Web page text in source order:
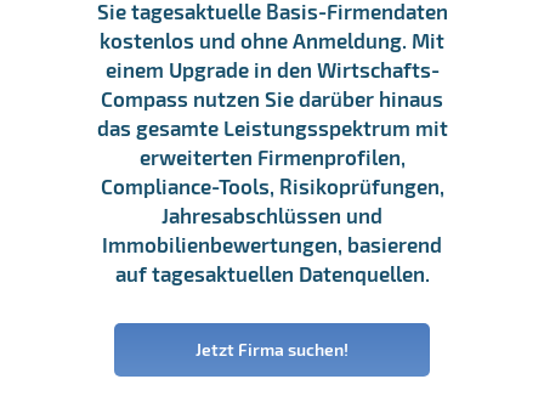
Sie tagesaktuelle Basis-Firmendaten
kostenlos und ohne Anmeldung. Mit
einem Upgrade in den Wirtschafts-
Compass nutzen Sie darüber hinaus
das gesamte Leistungsspektrum mit
erweiterten Firmenprofilen,
Compliance-Tools, Risikoprüfungen,
Jahresabschlüssen und
Immobilienbewertungen, basierend
auf tagesaktuellen Datenquellen.
Jetzt Firma suchen!